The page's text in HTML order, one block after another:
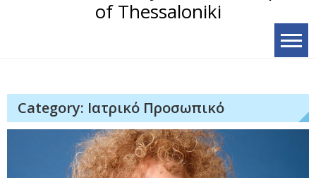
Category: Ιατρικό Προσωπικό